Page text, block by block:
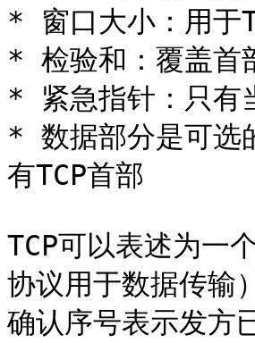
* 窗口大小：用于
* 检验和：覆盖首
* 紧急指针：只有
* 数据部分是可选
有TCP首部
TCP可以表述为一
协议用于数据传输
确认序号表示发方